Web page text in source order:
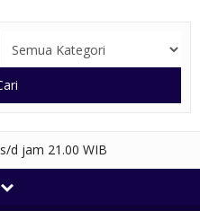
d jam 21.00 WIB